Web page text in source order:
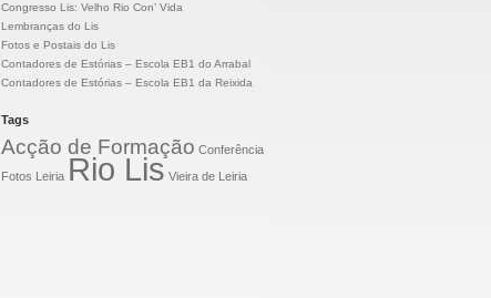
Congresso Lis: Velho Rio Con’ Vida
Lembranças do Lis
Fotos e Postais do Lis
Contadores de Estórias – Escola EB1 do Arrabal
Contadores de Estórias – Escola EB1 da Reixida
Tags
Acção de Formação Conferência
Fotos Leiria Rio Lis Vieira de Leiria